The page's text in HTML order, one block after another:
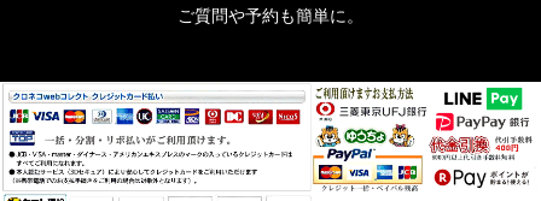
ご質問や予約も簡単に。